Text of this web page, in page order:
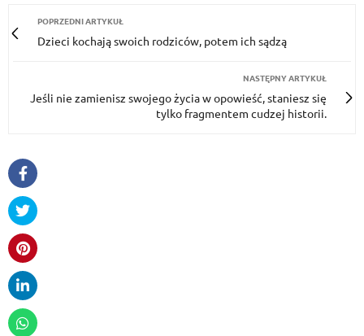
POPRZEDNI ARTYKUŁ
Dzieci kochają swoich rodziców, potem ich sądzą
NASTĘPNY ARTYKUŁ
Jeśli nie zamienisz swojego życia w opowieść, staniesz się
tylko fragmentem cudzej historii.